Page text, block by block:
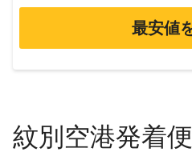
最安値
紋別空港発着